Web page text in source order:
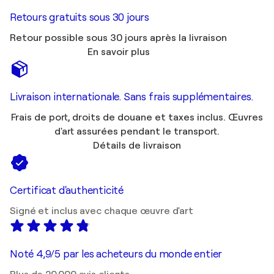
Retours gratuits sous 30 jours
Retour possible sous 30 jours après la livraison
En savoir plus
Livraison internationale. Sans frais supplémentaires.
Frais de port, droits de douane et taxes inclus. Œuvres
d'art assurées pendant le transport.
Détails de livraison
Certificat d'authenticité
Signé et inclus avec chaque œuvre d'art
Noté 4,9/5 par les acheteurs du monde entier